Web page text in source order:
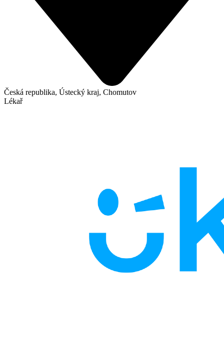
Česká republika, Ústecký kraj, Chomutov
Lékař